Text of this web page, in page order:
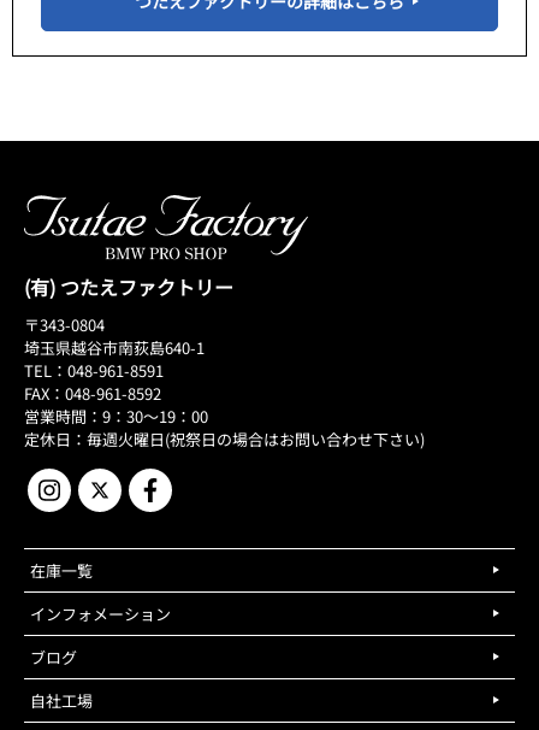
(有) つたえファクトリー
〒343-0804
埼玉県越谷市南荻島640-1
TEL：048-961-8591
FAX：048-961-8592
営業時間：9：30～19：00
定休日：毎週火曜日(祝祭日の場合はお問い合わせ下さい)
在庫一覧
インフォメーション
ブログ
自社工場